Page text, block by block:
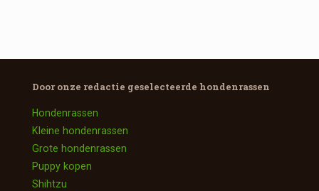
Door onze redactie geselecteerde hondenrassen
Hondenrassen
Kleine hondenrassen
Grote hondenrassen
Puppy kopen
Shihtzu